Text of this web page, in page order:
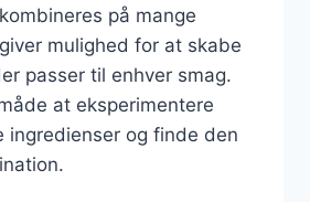
på mange
mulighed for at skabe
passer til enhver smag.
at eksperimentere
ingredienser og finde den